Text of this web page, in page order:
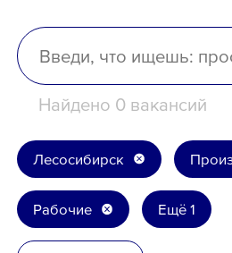
Студентам
Школьникам
Локации
8 800 700-19-43
Найдено 0 вакансий
Лесосибирск
Рабочие Ещё 1